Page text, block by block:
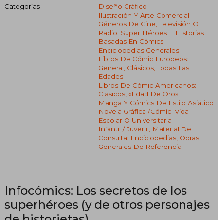
Categorías
Diseño Gráfico
Ilustración Y Arte Comercial
Géneros De Cine, Televisión O
Radio: Super Héroes E Historias
Basadas En Cómics
Enciclopedias Generales
Libros De Cómic Europeos:
General, Clásicos, Todas Las
Edades
Libros De Cómic Americanos:
Clásicos, «edad De Oro»
Manga Y Cómics De Estilo Asiático
Novela Gráfica /cómic: Vida
Escolar O Universitaria
Infantil / Juvenil, Material De
Consulta: Enciclopedias, Obras
Generales De Referencia
Infocómics: Los secretos de los
superhéroes (y de otros personajes